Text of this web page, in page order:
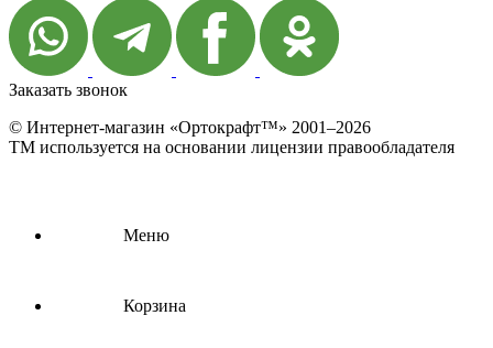
Заказать звонок
© Интернет-магазин «Ортокрафт™» 2001–2026
ТМ используется на основании лицензии правообладателя
Меню
Корзина